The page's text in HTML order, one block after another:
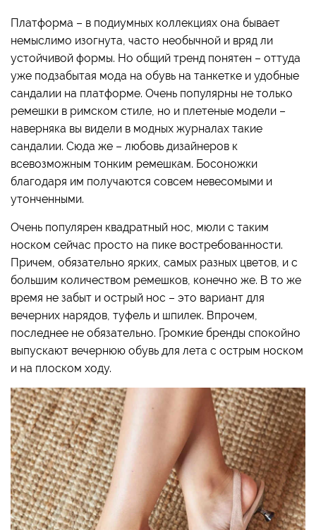
Платформа – в подиумных коллекциях она бывает
немыслимо изогнута, часто необычной и вряд ли
устойчивой формы. Но общий тренд понятен – оттуда
уже подзабытая мода на обувь на танкетке и удобные
сандалии на платформе. Очень популярны не только
ремешки в римском стиле, но и плетеные модели –
наверняка вы видели в модных журналах такие
сандалии. Сюда же – любовь дизайнеров к
всевозможным тонким ремешкам. Босоножки
благодаря им получаются совсем невесомыми и
утонченными.
Очень популярен квадратный нос, мюли с таким
носком сейчас просто на пике востребованности.
Причем, обязательно ярких, самых разных цветов, и с
большим количеством ремешков, конечно же. В то же
время не забыт и острый нос – это вариант для
вечерних нарядов, туфель и шпилек. Впрочем,
последнее не обязательно. Громкие бренды спокойно
выпускают вечернюю обувь для лета с острым носком
и на плоском ходу.